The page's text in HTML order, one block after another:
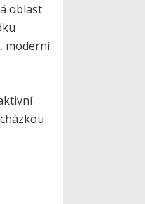
oblast
moderní